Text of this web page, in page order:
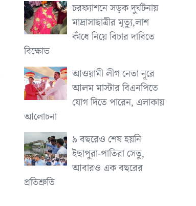
চরফ্যাশনে সড়ক দুর্ঘটনায়
মাদ্রাসাছাত্রীর মৃত্যু,লাশ
কাঁধে নিয়ে বিচার দাবিতে
বিক্ষোভ
আওয়ামী লীগ নেতা নূরে
আলম মাস্টার বিএনপিতে
যোগ দিতে পারেন, এলাকায়
আলোচনা
৯ বছরেও শেষ হয়নি
ইছাপুরা-পাতিরা সেতু,
আবারও এক বছরের
প্রতিশ্রুতি